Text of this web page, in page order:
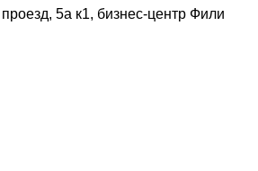
5а к1, бизнес-центр Фили